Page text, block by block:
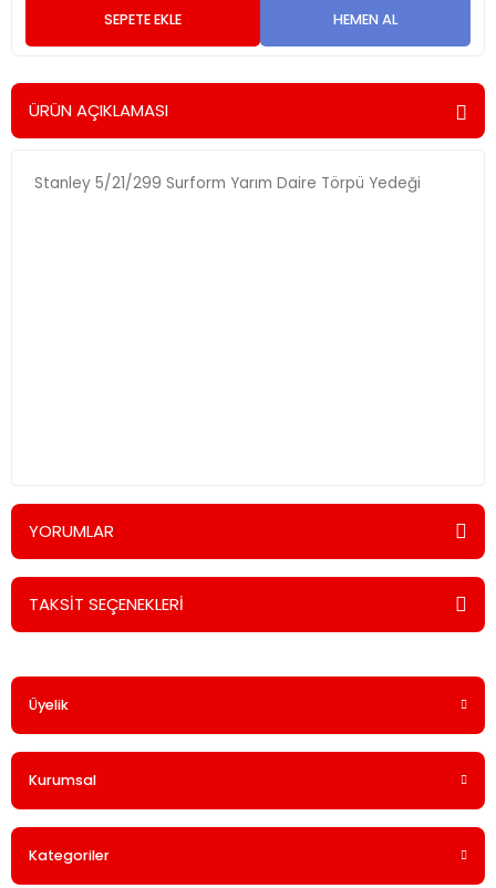
SEPETE EKLE HEMEN AL
ÜRÜN AÇIKLAMASI
Stanley 5/21/299 Surform Yarım Daire Törpü Yedeği
YORUMLAR
Bu ürüne ilk yorumu siz yapın!
TAKSİT SEÇENEKLERİ
Üyelik
Kurumsal
Kategoriler